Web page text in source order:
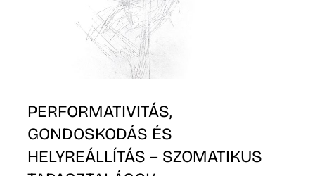
PERFORMATIVITÁS,
GONDOSKODÁS ÉS
HELYREÁLLÍTÁS – SZOMATIKUS